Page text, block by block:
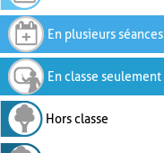
En plusieurs séances
En classe seulement
Hors classe